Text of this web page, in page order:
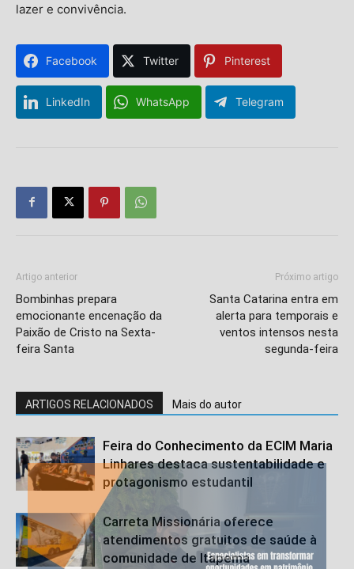
lazer e convivência.
Facebook Twitter Pinterest
LinkedIn WhatsApp Telegram
Artigo anterior
Bombinhas prepara
emocionante encenação da
Paixão de Cristo na Sexta-
feira Santa
Próximo artigo
Santa Catarina entra em
alerta para temporais e
ventos intensos nesta
segunda-feira
ARTIGOS RELACIONADOS Mais do autor
Feira do Conhecimento da ECIM Maria
Linhares destaca sustentabilidade e
protagonismo estudantil
Carreta Missionária oferece
atendimentos gratuitos de saúde à
comunidade de Itapema